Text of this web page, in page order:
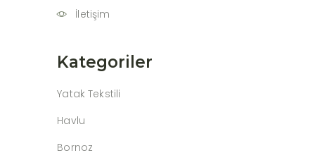
İletişim
Kategoriler
Yatak Tekstili
Havlu
Bornoz